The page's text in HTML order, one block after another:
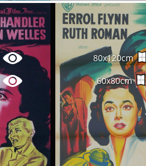
80x120cm
60x80cm